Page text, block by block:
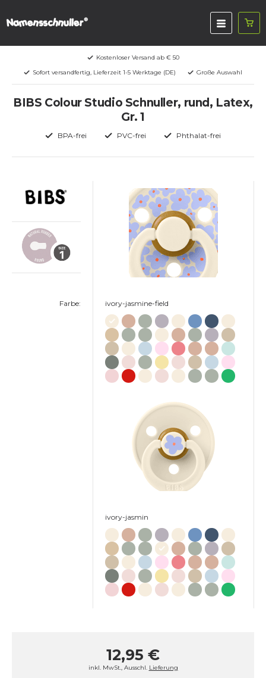
Kostenloser Versand ab € 50
Sofort versandfertig, Lieferzeit 1-5 Werktage (DE)
Große Auswahl
BIBS Colour Studio Schnuller, rund, Latex,
Gr. 1
BPA-frei PVC-frei Phthalat-frei
Farbe: ivory-jasmine-field
ivory-jasmin
12,95 €
inkl. MwSt., Ausschl. Lieferung